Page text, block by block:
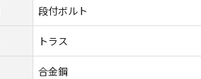
段付ボルト
トラス
合金鋼